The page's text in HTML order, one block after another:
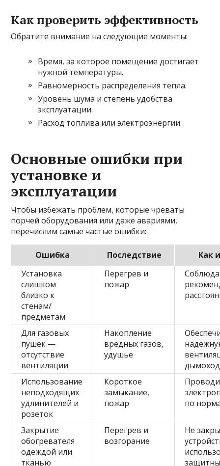
Как проверить эффективность
Обратите внимание на следующие моменты:
Время, за которое помещение достигает
нужной температуры.
Равномерность распределения тепла.
Уровень шума и степень удобства
эксплуатации.
Расход топлива или электроэнергии.
Основные ошибки при
установке и
эксплуатации
Чтобы избежать проблем, которые чреваты
порчей оборудования или даже авариями,
перечислим самые частые ошибки:
Ошибка Последствие
Как
Установка
слишком
близко к
стенам/
предметам
Перегрев и
пожар
Для газовых
пушек —
отсутствие
вентиляции
Накопление
вредных газов,
удушье
дымоход
Использование
неподходящих
удлинителей и
розеток
Короткое
замыкание,
пожар
по
Закрытие
обогревателя
одеждой или
тканью
Перегрев и
возгорание
Не